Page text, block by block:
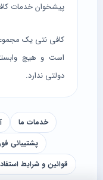
پیشخوان خدمات
کافی نتی یک
است و هیچ
دولتی ندارد.
خدمات ما
پشتیبانی
قوانین و شرایط